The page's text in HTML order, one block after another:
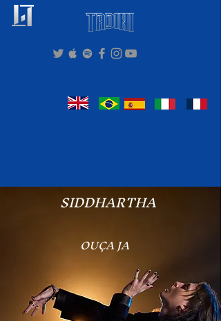
SIDDHARTHA
OUÇA JA